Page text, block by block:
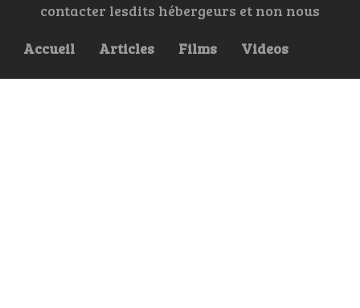
contacter lesdits hébergeurs et non nous
Accueil
Articles Films Videos